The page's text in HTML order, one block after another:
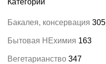
Категории
Бакалея, консервация 305
Бытовая НЕхимия 163
Вегетарианство 347